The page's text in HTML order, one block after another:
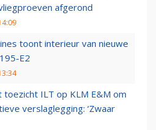
afgerond
toont interieur van nieuwe
E2
toezicht ILT op KLM E&M om
verslaglegging: ‘Zwaar